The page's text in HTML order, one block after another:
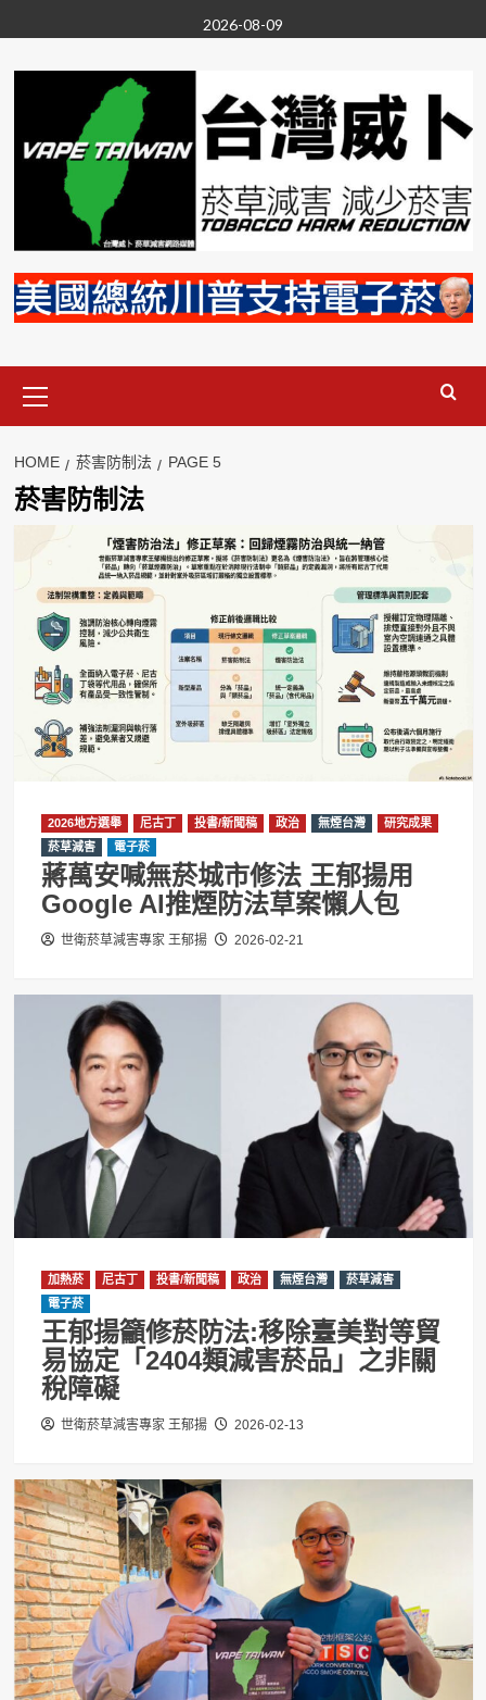
to
content
2026-08-09
Menu
HOME 菸害防制法 PAGE 5
菸害防制法
2026地方選舉 尼古丁 投書/新聞稿 政治 無煙台灣
研究成果
菸草減害
電子菸
蔣萬安喊無菸城市修法 王郁揚用
Google AI推煙防法草案懶人包
世衛菸草減害專家 王郁揚 2026-02-21
加熱菸 尼古丁 投書/新聞稿 政治 無煙台灣
菸草減害
電子菸
王郁揚籲修菸防法:移除臺美對等貿
易協定「2404類減害菸品」之非關
稅障礙
世衛菸草減害專家 王郁揚 2026-02-13